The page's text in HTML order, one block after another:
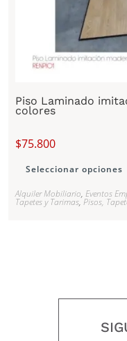
Piso Laminado
colores
$75.800
Seleccionar opciones
Alquiler Mobiliario,Eventos
Tapetes y Tarimas,Pisos,